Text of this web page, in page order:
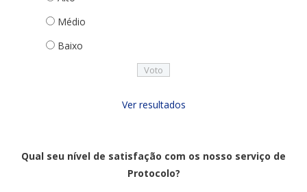
Médio
Baixo
Ver resultados
Qual seu nível de satisfação com os nosso serviço de
Protocolo?